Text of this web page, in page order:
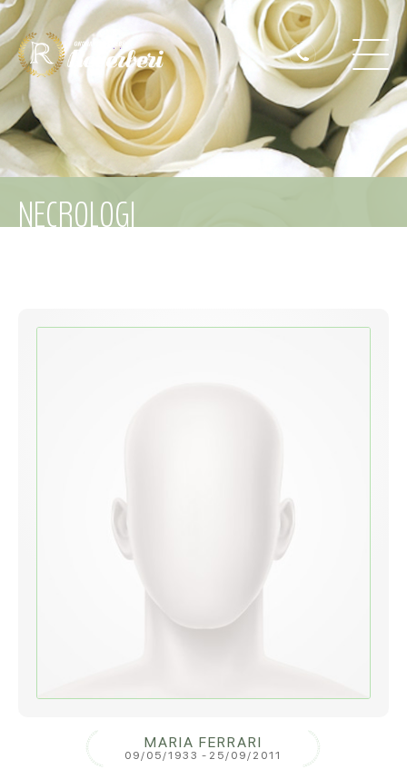
NECROLOGI
MARIA FERRARI
09/05/1933 - 25/09/2011